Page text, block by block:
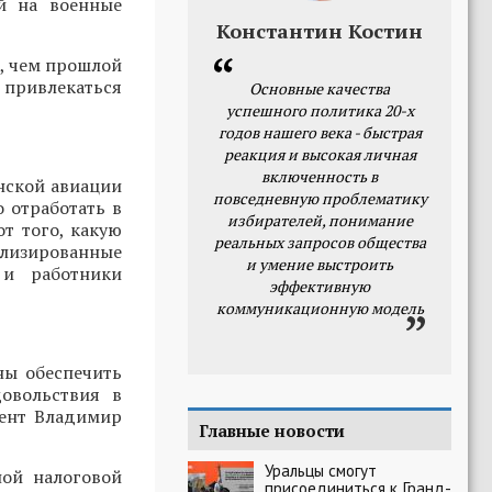
чем прошлой
авиации
в
того, какую
работники
обеспечить
в
Владимир
налоговой
Константин Костин
Основные качества
успешного политика 20-х
годов нашего века - быстрая
реакция и высокая личная
включенность в
повседневную проблематику
избирателей, понимание
реальных запросов общества
и умение выстроить
эффективную
коммуникационную модель
Главные новости
Уральцы смогут
присоединиться к Гранд-